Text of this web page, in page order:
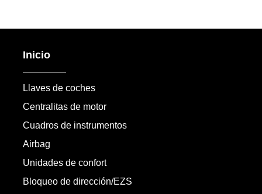
Inicio
Llaves de coches
Centralitas de motor
Cuadros de instrumentos
Airbag
Unidades de confort
Bloqueo de dirección/EZS